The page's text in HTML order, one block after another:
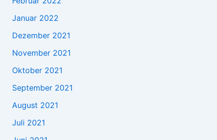
Januar 2022
Dezember 2021
November 2021
Oktober 2021
September 2021
August 2021
Juli 2021